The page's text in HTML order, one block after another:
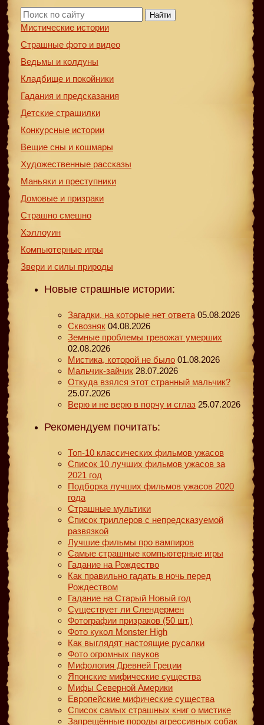
Найти
Мистические истории
Страшные фото и видео
Ведьмы и колдуны
Кладбище и покойники
Гадания и предсказания
Детские страшилки
Конкурсные истории
Вещие сны и кошмары
Художественные рассказы
Маньяки и преступники
Домовые и призраки
Страшно смешно
Хэллоуин
Компьютерные игры
Звери и силы природы
Новые страшные истории:
Загадки, на которые нет ответа 05.08.2026
Сквозняк 04.08.2026
Земные проблемы тревожат умерших
02.08.2026
Мистика, которой не было 01.08.2026
Мальчик-зайчик 28.07.2026
Откуда взялся этот странный мальчик?
25.07.2026
Верю и не верю в порчу и сглаз 25.07.2026
Рекомендуем почитать:
Топ-10 классических фильмов ужасов
Список 10 лучших фильмов ужасов за
2021 год
Подборка лучших фильмов ужасов 2020
года
Страшные мультики
Список триллеров с непредсказуемой
развязкой
Лучшие фильмы про вампиров
Самые страшные компьютерные игры
Гадание на Рождество
Как правильно гадать в ночь перед
Рождеством
Гадание на Старый Новый год
Существует ли Слендермен
Фотографии призраков (50 шт.)
Фото кукол Monster High
Как выглядят настоящие русалки
Фото огромных пауков
Мифология Древней Греции
Японские мифические существа
Мифы Северной Америки
Европейские мифические существа
Список самых страшных книг о мистике
Запрещённые породы агрессивных собак